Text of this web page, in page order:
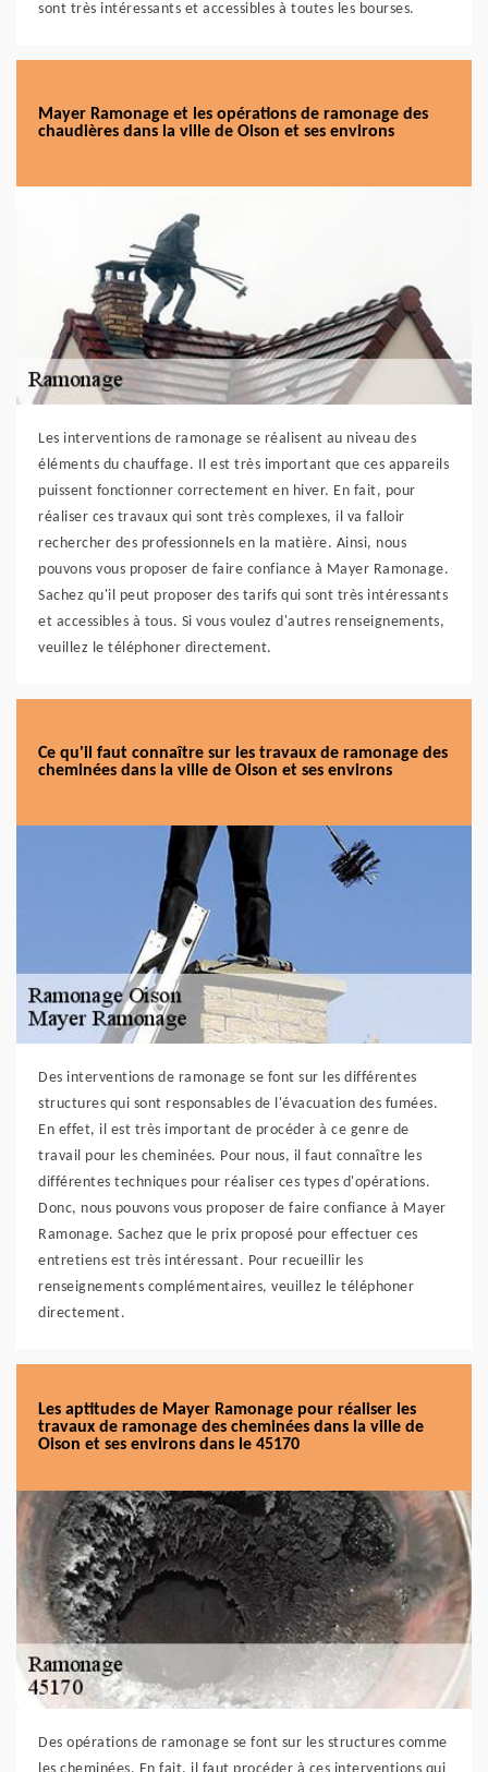
sont très intéressants et accessibles à toutes les bourses.
Mayer Ramonage et les opérations de ramonage des
chaudières dans la ville de Oison et ses environs
Les interventions de ramonage se réalisent au niveau des
éléments du chauffage. Il est très important que ces appareils
puissent fonctionner correctement en hiver. En fait, pour
réaliser ces travaux qui sont très complexes, il va falloir
rechercher des professionnels en la matière. Ainsi, nous
pouvons vous proposer de faire confiance à Mayer Ramonage.
Sachez qu'il peut proposer des tarifs qui sont très intéressants
et accessibles à tous. Si vous voulez d'autres renseignements,
veuillez le téléphoner directement.
Ce qu'il faut connaître sur les travaux de ramonage des
cheminées dans la ville de Oison et ses environs
Des interventions de ramonage se font sur les différentes
structures qui sont responsables de l'évacuation des fumées.
En effet, il est très important de procéder à ce genre de
travail pour les cheminées. Pour nous, il faut connaître les
différentes techniques pour réaliser ces types d'opérations.
Donc, nous pouvons vous proposer de faire confiance à Mayer
Ramonage. Sachez que le prix proposé pour effectuer ces
entretiens est très intéressant. Pour recueillir les
renseignements complémentaires, veuillez le téléphoner
directement.
Les aptitudes de Mayer Ramonage pour réaliser les
travaux de ramonage des cheminées dans la ville de
Oison et ses environs dans le 45170
Des opérations de ramonage se font sur les structures comme